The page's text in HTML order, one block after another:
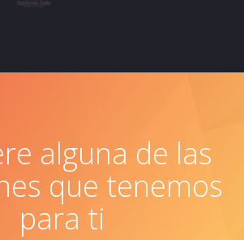
alguna de las
que tenemos
para ti